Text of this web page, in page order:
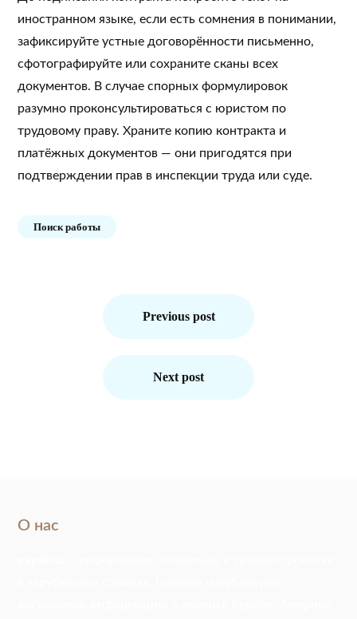
иностранном языке, если есть сомнения в понимании,
зафиксируйте устные договорённости письменно,
сфотографируйте или сохраните сканы всех
документов. В случае спорных формулировок
разумно проконсультироваться с юристом по
трудовому праву. Храните копию контракта и
платёжных документов — они пригодятся при
подтверждении прав в инспекции труда или суде.
Поиск работы
Previous post
Next post
О нас